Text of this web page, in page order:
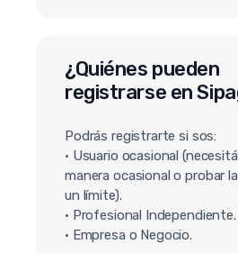
¿Quiénes pueden
registrarse en
Podrás registrarte si sos:
• Usuario ocasional
manera ocasional o probar
un límite).
• Profesional Independiente.
• Empresa o Negocio.